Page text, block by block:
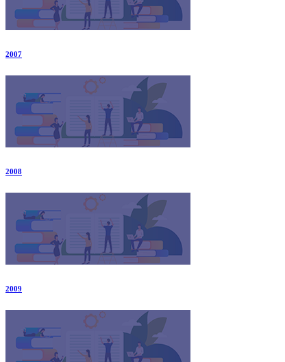
2007
2008
2009